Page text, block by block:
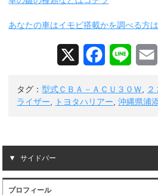
あなたの車はイモビ搭載かを調べる方
o
n
タグ：型式ＣＢＡ－ＡＣＵ３０Ｗ,
ライザー, トヨタハリアー,沖縄県浦
サイドバー
プロフィール